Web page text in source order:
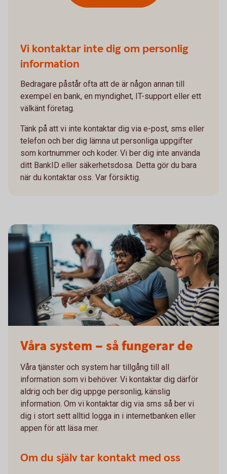
Vi kontaktar inte dig om personlig
information
Bedragare påstår ofta att de är någon annan till
exempel en bank, en myndighet, IT-support eller ett
välkänt företag.
Tänk på att vi inte kontaktar dig via e-post, sms eller
telefon och ber dig lämna ut personliga uppgifter
som kortnummer och koder. Vi ber dig inte använda
ditt BankID eller säkerhetsdosa. Detta gör du bara
när du kontaktar oss. Var försiktig.
Våra system – så fungerar de
Våra tjänster och system har tillgång till all
information som vi behöver. Vi kontaktar dig därför
aldrig och ber dig uppge personlig, känslig
information. Om vi kontaktar dig via sms så ber vi
dig i stort sett alltid logga in i internetbanken eller
appen för att läsa mer.
Om du själv tar kontakt med oss